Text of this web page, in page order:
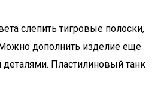
слепить тигровые полоски,
дополнить изделие еще
Пластилиновый танк